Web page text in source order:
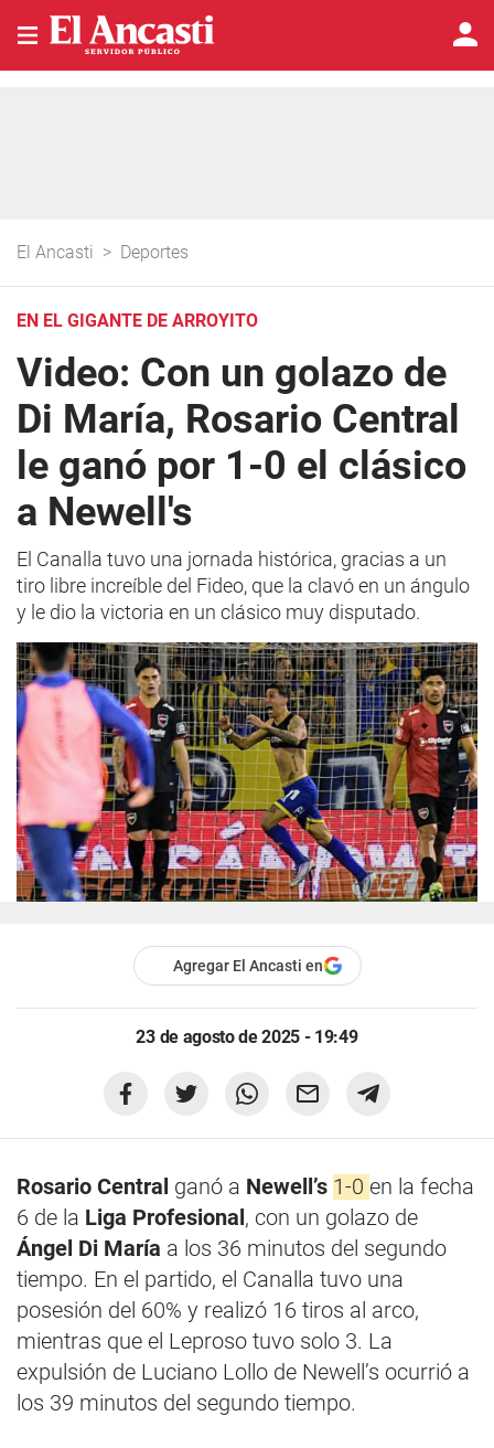
El Ancasti > Deportes
EN EL GIGANTE DE ARROYITO
Video: Con un golazo de
Di María, Rosario Central
le ganó por 1-0 el clásico
a Newell's
El Canalla tuvo una jornada histórica, gracias a un
tiro libre increíble del Fideo, que la clavó en un ángulo
y le dio la victoria en un clásico muy disputado.
Agregar El Ancasti en
23 de agosto de 2025 - 19:49
Rosario Central ganó a Newell’s 1-0 en la fecha
6 de la Liga Profesional , con un golazo de
Ángel Di María a los 36 minutos del segundo
tiempo. En el partido, el Canalla tuvo una
posesión del 60% y realizó 16 tiros al arco,
mientras que el Leproso tuvo solo 3. La
expulsión de Luciano Lollo de Newell’s ocurrió a
los 39 minutos del segundo tiempo.